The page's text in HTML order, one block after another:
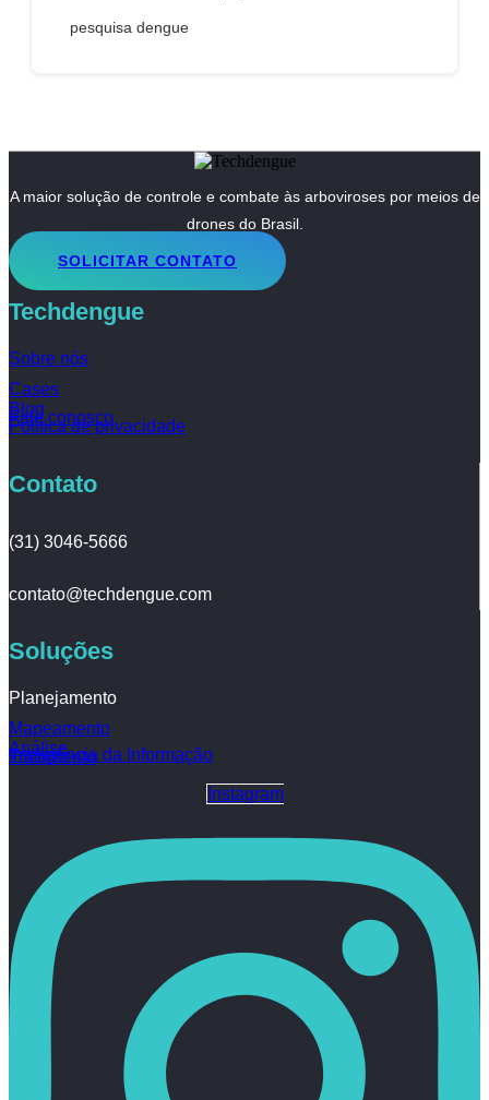
pesquisa dengue
A maior solução de controle e combate às arboviroses por meios de
drones do Brasil.
SOLICITAR CONTATO
Techdengue
Sobre nós
Cases
Blog
Fale conosco
Política de privacidade
Contato
(31) 3046-5666
contato@techdengue.com
Soluções
Planejamento
Mapeamento
Análise
Tratamento
Inteligência da Informação
Instagram